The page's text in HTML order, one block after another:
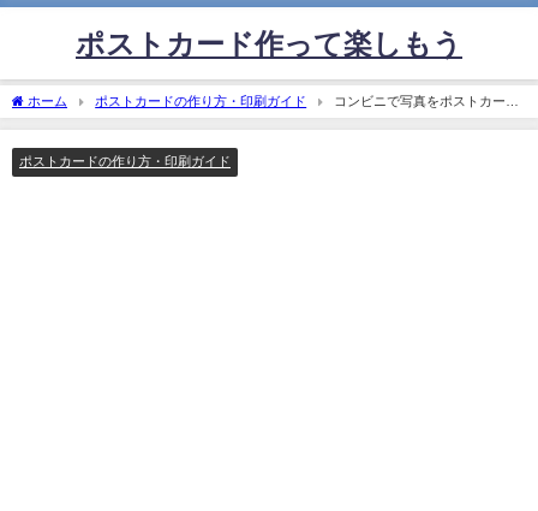
ポストカード作って楽しもう
ホーム ポストカードの作り方・印刷ガイド
コンビニで写真をポストカード
にする方法｜印刷手順・サイズ・料金をわかりやすく解説
ポストカードの作り方・印刷ガイド